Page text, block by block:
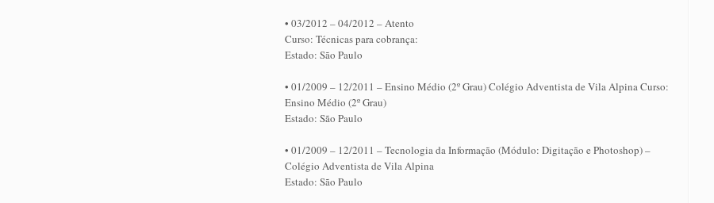
• 03/2012 – 04/2012 – Atento
Curso: Técnicas para cobrança:
Estado: São Paulo
• 01/2009 – 12/2011 – Ensino Médio (2º Grau) Colégio Adventista de Vila Alpina Curso:
Ensino Médio (2º Grau)
Estado: São Paulo
• 01/2009 – 12/2011 – Tecnologia da Informação (Módulo: Digitação e Photoshop) –
Colégio Adventista de Vila Alpina
Estado: São Paulo